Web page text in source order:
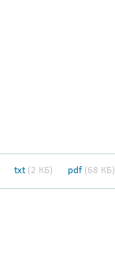
txt (2 КБ) pdf (68 КБ)